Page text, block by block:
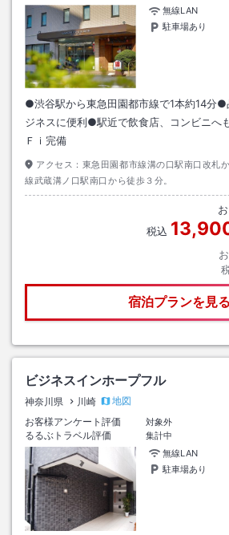
無線LAN
駐車場あり
●渋谷駅から東急田園都市線で1本約14分
ジネスに便利●駅近で飲食店、コンビニへ
Ｆｉ完備
アクセス： 東急田園都市線溝の口駅南口改札
線武蔵溝ノ口駅南口から徒歩３分。
税込
宿泊プランを見る
ビジネスインホープフル
神奈川県 川崎
地図
お客様アンケート評価
対象外
るるぶトラベル評価
集計中
無線LAN
駐車場あり